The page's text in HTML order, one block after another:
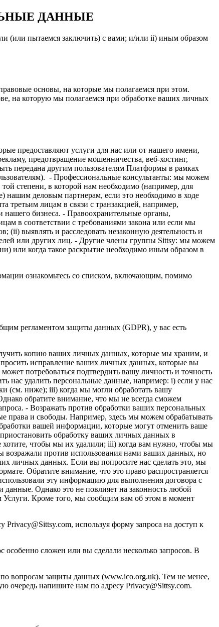
ДАННЫЕ
(или пытаемся заключить) с вами; и/или ii) иным образом
основы, на которые мы полагаемся при этом.
на которую мы полагаемся при обработке ваших личных
предоставляют услуги для нас или от нашего имени,
предотвращение мошенничества, веб-хостинг,
передана другим пользователям Платформы в рамках
- Профессиональные консультанты: мы можем
степени, в которой нам необходимо (например, для
деловым партнерам, если это необходимо в ходе
третьим лицам в связи с транзакцией, например,
бизнеса. - Правоохранительные органы,
в соответствии с требованиями закона или если мы
(ii) выявлять и расследовать незаконную деятельность и
или других лиц. - Другие члены группы Sittsy: мы можем
или когда такое раскрытие необходимо иным образом в
ознакомьтесь со списком, включающим, помимо
регламентом защиты данных (GDPR), у вас есть
копию ваших личных данных, которые мы храним, и
исправление ваших личных данных, которые вы
потребоваться подтвердить вашу личность и точность
нас удалить персональные данные, например: i) если у нас
(см. ниже); iii) когда мы могли обработать вашу
обратите внимание, что мы не всегда сможем
- Возражать против обработки ваших персональных
права и свободы. Например, здесь мы можем обрабатывать
вашей информации, которые могут отменить ваше
обработку ваших личных данных в
чтобы мы их удалили; iii) когда вам нужно, чтобы мы
против использования нами ваших данных, но
личных данных. Если вы попросите нас сделать это, мы
Обратите внимание, что это право распространяется
эту информацию для выполнения договора с
Однако это не повлияет на законность любой
Услуги. Кроме того, мы сообщим вам об этом в момент
используя форму запроса на доступ к
сложен или вы сделали несколько запросов. В
вопросам защиты данных (www.ico.org.uk). Тем не менее,
очередь напишите нам по адресу Privacy@Sittsy.com.